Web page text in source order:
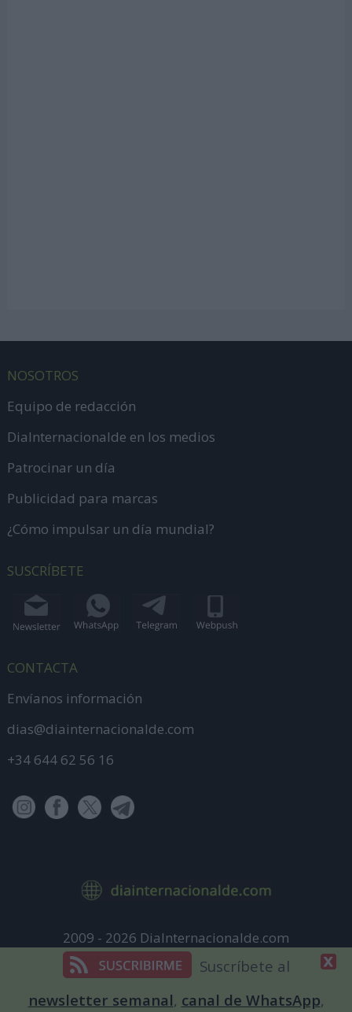
NOSOTROS
Equipo de redacción
DiaInternacionalde en los medios
Patrocinar un día
Publicidad para marcas
¿Cómo impulsar un día mundial?
SUSCRÍBETE
CONTACTA
Envíanos información
dias@diainternacionalde.com
+34 644 62 56 16
2009 - 2026 DiaInternacionalde.com
Aviso LegalSuscríbete al
newsletter semanal, canal de WhatsApp,